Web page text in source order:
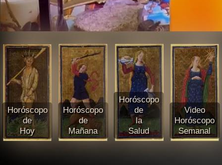
Horóscopo
de
Hoy
Horóscopo
de
Mañana
Horóscopo
de
la
Salud
Video
Horóscopo
Semanal